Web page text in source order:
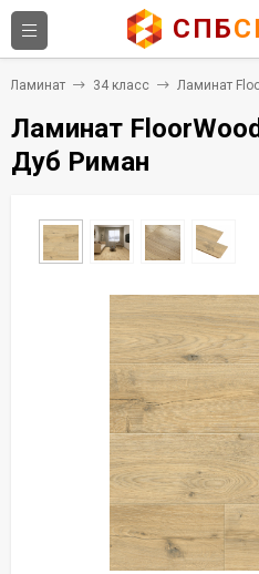
СПБ
Ламинат 34 класс Ламинат
Ламинат
Дуб Риман